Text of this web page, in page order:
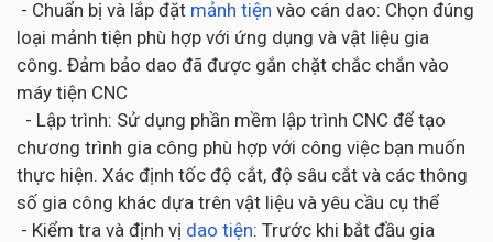
- Chuẩn bị và lắp đặt mảnh tiện vào cán dao: Chọn đúng
loại mảnh tiện phù hợp với ứng dụng và vật liệu gia
công. Đảm bảo dao đã được gắn chặt chắc chắn vào
máy tiện CNC
- Lập trình: Sử dụng phần mềm lập trình CNC để tạo
chương trình gia công phù hợp với công việc bạn muốn
thực hiện. Xác định tốc độ cắt, độ sâu cắt và các thông
số gia công khác dựa trên vật liệu và yêu cầu cụ thể
- Kiểm tra và định vị dao tiện: Trước khi bắt đầu gia